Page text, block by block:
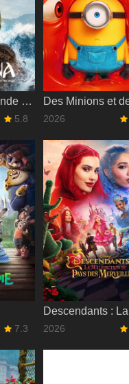
Vaiana, la légende du bout du monde
5.8 2026
7.3 2026